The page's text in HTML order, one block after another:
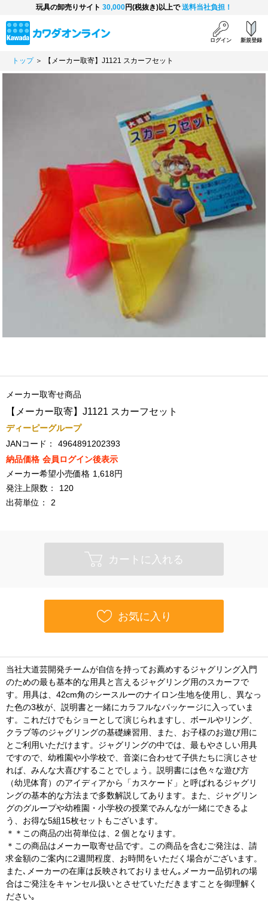
玩具の卸売りサイト 30,000円(税抜き)以上で送料当社負担！
ログイン 新規登録
トップ＞ 【メーカー取寄】J1121 スカーフセット
メーカー取寄せ商品
【メーカー取寄】J1121 スカーフセット
ディーピーグループ
JANコード：
4964891202393
納品価格 会員ログイン後表示
メーカー希望小売価格 1,618円
発注上限数：
120
出荷単位：
2
カートに入れる
お気に入り
当社大道芸開発チームが自信を持ってお薦めするジャグリング入門
のための最も基本的な用具と言えるジャグリング用のスカーフで
す。用具は、42cm角のシースルーのナイロン生地を使用し、異なっ
た色の3枚が、説明書と一緒にカラフルなパッケージに入っていま
す。これだけでもショーとして演じられますし、ボールやリング、
クラブ等のジャグリングの基礎練習用、また、お子様のお遊び用に
とご利用いただけます。ジャグリングの中では、最もやさしい用具
ですので、幼稚園や小学校で、音楽に合わせて子供たちに演じさせ
れば、みんな大喜びすることでしょう。説明書には色々な遊び方
（幼児体育）のアイディアから「カスケード」と呼ばれるジャグリ
ングの基本的な方法まで多数解説してあります。また、ジャグリン
グのグループや幼稚園・小学校の授業でみんなが一緒にできるよ
う、お得な5組15枚セットもございます。
＊＊この商品の出荷単位は、2 個となります。
＊この商品はメーカー取寄せ品です。この商品を含むご発注は、請
求金額のご案内に2週間程度、お時間をいただく場合がございます。
また､メーカーの在庫は反映されておりません｡メーカー品切れの場
合はご発注をキャンセル扱いとさせていただきますことを御理解く
ださい｡